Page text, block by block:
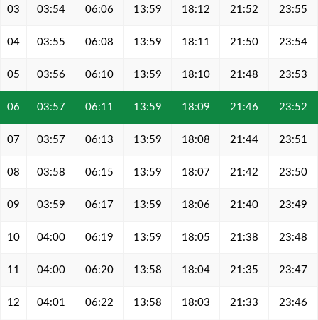
03 03:54 06:06 13:59 18:12 21:52 23:55
04 03:55 06:08 13:59 18:11 21:50 23:54
05 03:56 06:10 13:59 18:10 21:48 23:53
06 03:57 06:11 13:59 18:09 21:46 23:52
07 03:57 06:13 13:59 18:08 21:44 23:51
08 03:58 06:15 13:59 18:07 21:42 23:50
09 03:59 06:17 13:59 18:06 21:40 23:49
10 04:00 06:19 13:59 18:05 21:38 23:48
11 04:00 06:20 13:58 18:04 21:35 23:47
12 04:01 06:22 13:58 18:03 21:33 23:46